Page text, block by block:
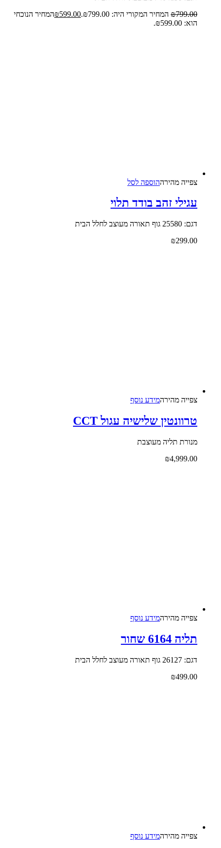
₪799.00 המחיר המקורי היה: ₪799.00. ₪599.00
המחיר הנוכחי
הוא: ₪599.00.
צפייה‬ ‫מהירה‬הוספה לסל
עגילי זהב בודד תלוי
דגם: 25580 גוף תאורה מעוצב לחלל הבית
₪299.00
צפייה‬ ‫מהירה‬מידע נוסף
טרוונטין שלישיה עגול CCT
מנורת תליה מעוצבת
₪4,999.00
צפייה‬ ‫מהירה‬מידע נוסף
תליה 6164 שחור
דגם: 26127 גוף תאורה מעוצב לחלל הבית
₪499.00
צפייה‬ ‫מהירה‬מידע נוסף